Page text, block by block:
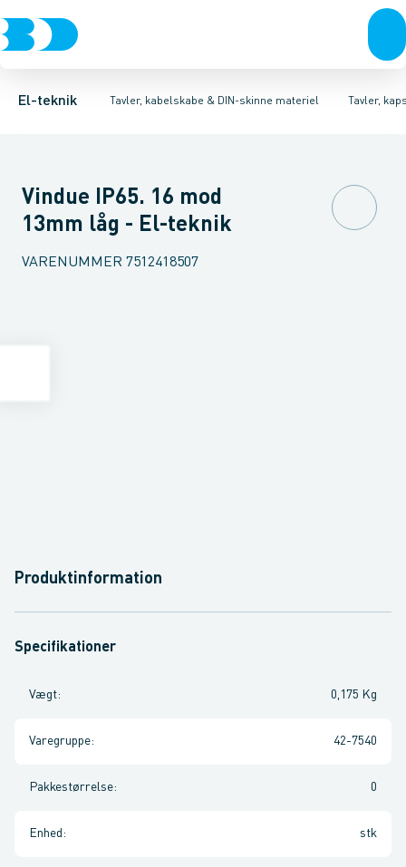
El-teknik Tavler, kabelskabe & DIN-skinne materiel
Afbrydere, stikkontakter & lampeudtagForgreningsmateriel
Tavler,
Tavler, kapsling og rackskabe Fordelings-/byggepladstavler
Ventilationsplade (indkapsling/skab)Dækplade / mærkeplade
Vindue IP65. 16 mod
13mm låg - El-teknik
VARENUMMER 7512418507
Produktinformation
Specifikationer
Vægt: 0,175 Kg
Varegruppe: 42-7540
Pakkestørrelse: 0
Enhed : stk